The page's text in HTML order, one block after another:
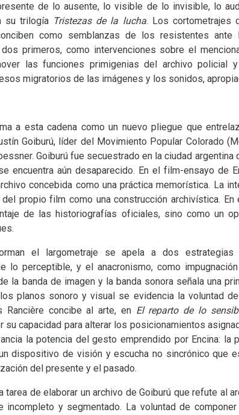
de lo ausente, lo visible de lo invisible, lo
su trilogía Tristezas de la lucha. Los cortometrajes
como semblanzas de los resistentes ante
primeros, como intervenciones sobre el
las funciones primigenias del archivo policial
migratorios de las imágenes y los sonidos,
a esta cadena como un nuevo pliegue que
Goiburú, líder del Movimiento Popular Colorado
Goiburú fue secuestrado en la ciudad
encuentra aún desaparecido. En el film-ensayo de
concebida como una práctica memorística. La
propio film como una construcción archivística.
de las historiografías oficiales, sino como un
el largometraje se apela a dos estrategias
lo perceptible, y el anacronismo, como
la banda de imagen y la banda sonora señala una
planos sonoro y visual se evidencia la voluntad
concibe al arte, en El reparto de lo
capacidad para alterar los posicionamientos
la potencia del gesto emprendido por Encina:
dispositivo de visión y escucha no sincrónico que
del presente y el pasado.
de elaborar un archivo de Goiburú que refute al
incompleto y segmentado. La voluntad de